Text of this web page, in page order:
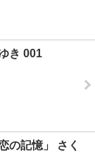
き 001
の記憶」 さく